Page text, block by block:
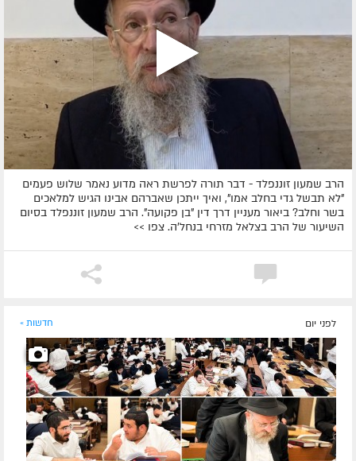
הרב שמעון זוננפלד - דבר תורה לפרשת ראה מדוע נאמר שלוש פעמים
"לא תבשל גדי בחלב אמו", ואיך ייתכן שאברהם אבינו הגיש למלאכים
בשר וחלב? ביאור מעניין דרך דין "בן פקועה". הרב שמעון זוננפלד בסיום
השיעור של הרב בצלאל מזרחי בנחל'ה. צפו >>
לפני יום חדשות »